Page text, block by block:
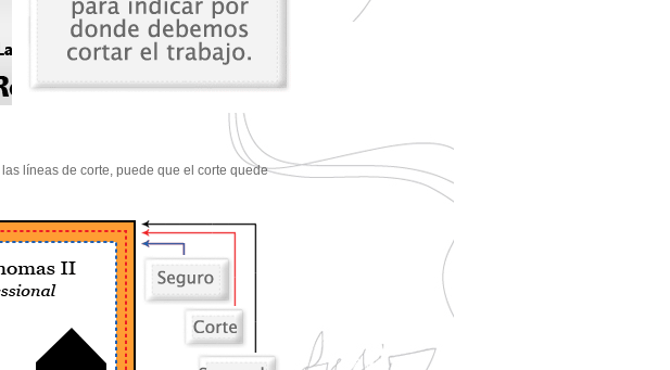
líneas de corte, puede que el corte quede